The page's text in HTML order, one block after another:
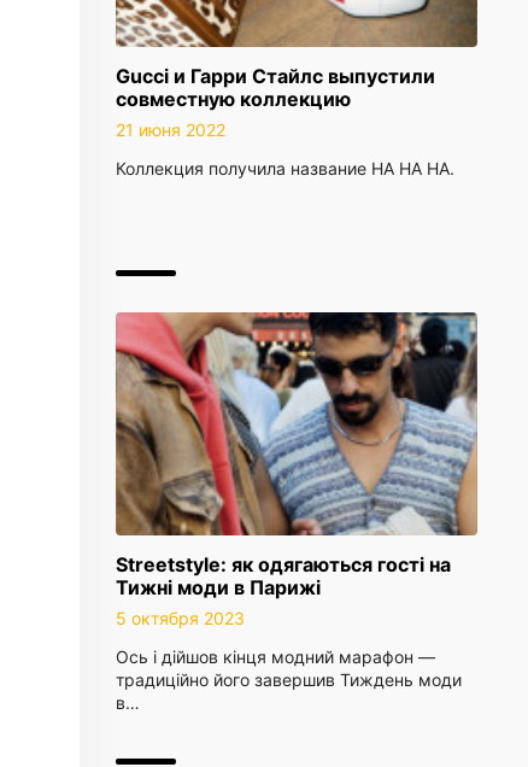
Gucci и Гарри Стайлс выпустили
совместную коллекцию
21 июня 2022
Коллекция получила название HA HA HA.
Streetstyle: як одягаються гості на
Тижні моди в Парижі
5 октября 2023
Ось і дійшов кінця модний марафон —
традиційно його завершив Тиждень моди
в…